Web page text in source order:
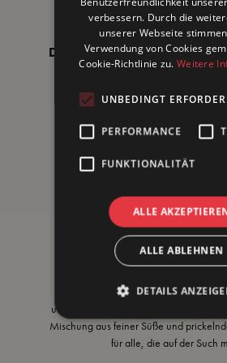
Dips & Aufstriche
Geflügel
Verführt deinen
Mach dich bereit für ein echtes
unserem süß-scharfen Casanova Senf!
Mischung aus feiner Süße und
für alle, die auf der Such
verbessern. Durch die
unserer Webseite
Verwendung von Cookies
Cookie-Richtlinie zu.Weitere
UNBEDINGT
PERFORMANCE
FUNKTIONALITÄT
ALLE
ALLE ABLEHNEN
DETAILS